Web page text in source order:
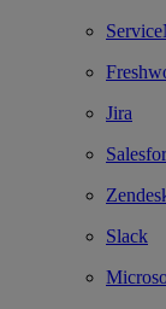
Jira
Slack